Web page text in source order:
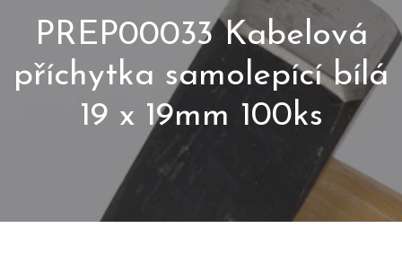
PREP00033 Kabelová
příchytka samolepící bílá
19 x 19mm 100ks